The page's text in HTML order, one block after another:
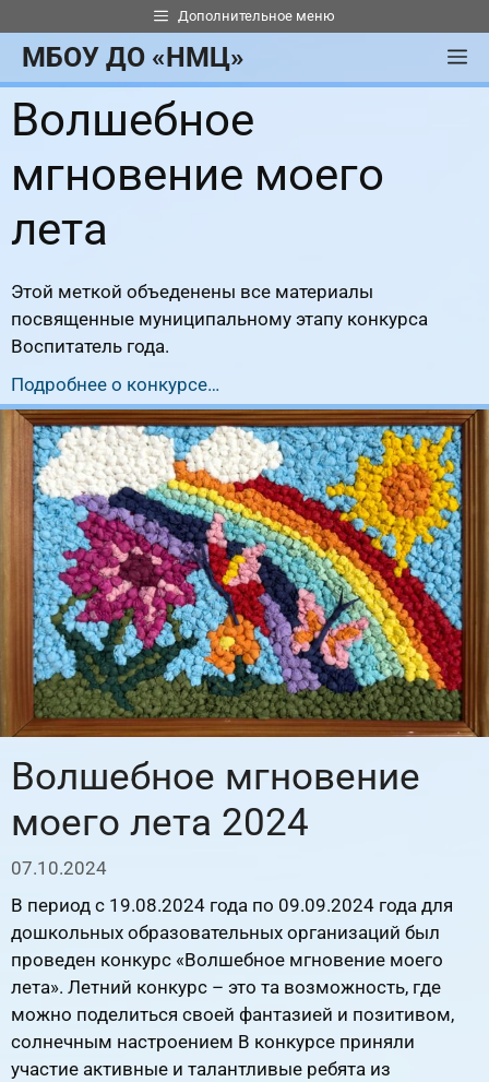
к
содержимому
Дополнительное меню
МБОУ ДО «НМЦ»
Волшебное
мгновение моего
лета
Этой меткой объеденены все материалы
посвященные муниципальному этапу конкурса
Воспитатель года.
Подробнее о конкурсе…
Волшебное мгновение
моего лета 2024
07.10.2024
В период с 19.08.2024 года по 09.09.2024 года для
дошкольных образовательных организаций был
проведен конкурс «Волшебное мгновение моего
лета». Летний конкурс – это та возможность, где
можно поделиться своей фантазией и позитивом,
солнечным настроением В конкурсе приняли
участие активные и талантливые ребята из